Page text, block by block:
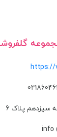
https://
سیزدهم پلاک 6